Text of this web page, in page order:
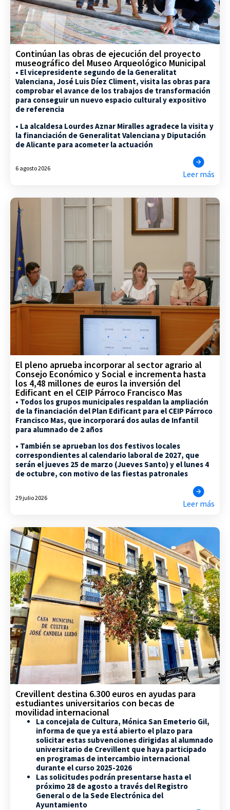
Continúan las obras de ejecución del proyecto
museográfico del Museo Arqueológico Municipal
• El vicepresidente segundo de la Generalitat
Valenciana, José Luis Díez Climent, visita las obras para
comprobar el avance de los trabajos de transformación
para conseguir un nuevo espacio cultural y expositivo
de referencia
• La alcaldesa Lourdes Aznar Miralles agradece la visita y
la financiación de Generalitat Valenciana y Diputación
de Alicante para acometer la actuación
6 agosto 2026
Leer más
El pleno aprueba incorporar al sector agrario al
Consejo Económico y Social e incrementa hasta
los 4,48 millones de euros la inversión del
Edificant en el CEIP Párroco Francisco Mas
• Todos los grupos municipales respaldan la ampliación
de la financiación del Plan Edificant para el CEIP Párroco
Francisco Mas, que incorporará dos aulas de Infantil
para alumnado de 2 años
• También se aprueban los dos festivos locales
correspondientes al calendario laboral de 2027, que
serán el jueves 25 de marzo (Jueves Santo) y el lunes 4
de octubre, con motivo de las fiestas patronales
29 julio 2026
Leer más
Crevillent destina 6.300 euros en ayudas para
estudiantes universitarios con becas de
movilidad internacional
La concejala de Cultura, Mónica San Emeterio Gil,
informa de que ya está abierto el plazo para
solicitar estas subvenciones dirigidas al alumnado
universitario de Crevillent que haya participado
en programas de intercambio internacional
durante el curso 2025-2026
Las solicitudes podrán presentarse hasta el
próximo 28 de agosto a través del Registro
General o de la Sede Electrónica del
Ayuntamiento